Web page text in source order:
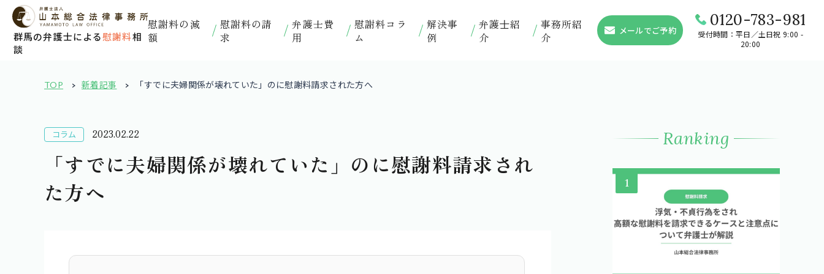
群馬の弁護士による慰謝料相
談
慰謝料の減
額
慰謝料の請
求
弁護士費
用
慰謝料コラ
ム
解決事
例
弁護⼠紹
介
事務所紹
介
メールでご予約
0120-783-981
受付時間：平日／土日祝 9:00 -
20:00
TOP 新着記事 「すでに夫婦関係が壊れていた」のに慰謝料請求された方へ
コラム 2023.02.22
「すでに夫婦関係が壊れていた」のに慰謝料請求され
た方へ
Ranking